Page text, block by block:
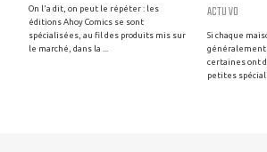
On l'a dit, on peut le répéter : les
éditions Ahoy Comics se sont
spécialisées, au fil des produits mis sur
le marché, dans la ...
ACTU VO
Si chaque
généralement
certaines ont
petites